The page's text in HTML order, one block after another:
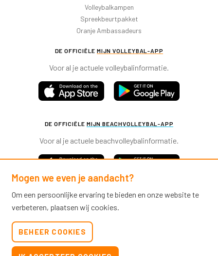
Volleybalkampen
Spreekbeurtpakket
Oranje Ambassadeurs
DE OFFICIËLE MIJN VOLLEYBAL-APP
Voor al je actuele volleybalinformatie.
DE OFFICIËLE MIJN BEACHVOLLEYBAL-APP
Voor al je actuele beachvolleybalinformatie.
Mogen we even je aandacht?
Om een persoonlijke ervaring te bieden en onze website te
verbeteren, plaatsen wij cookies.
BEHEER COOKIES